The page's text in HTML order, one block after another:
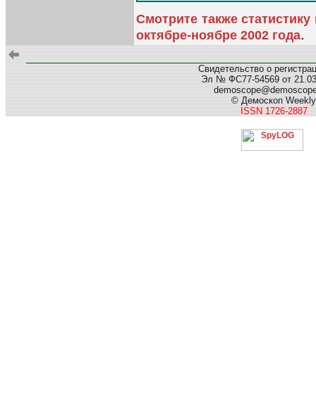
Смотрите также
октябре-ноябре 2002 года.
Свидетельство о
Эл № ФС77-54569 от
© Демоскоп Weekly
ISSN 1726-2887